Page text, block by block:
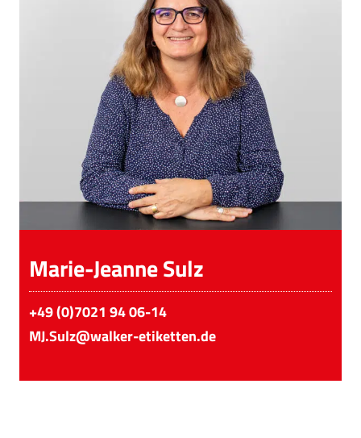
Marie-Jeanne Sulz
+49 (0)7021 94 06-14
MJ.Sulz@walker-etiketten.de